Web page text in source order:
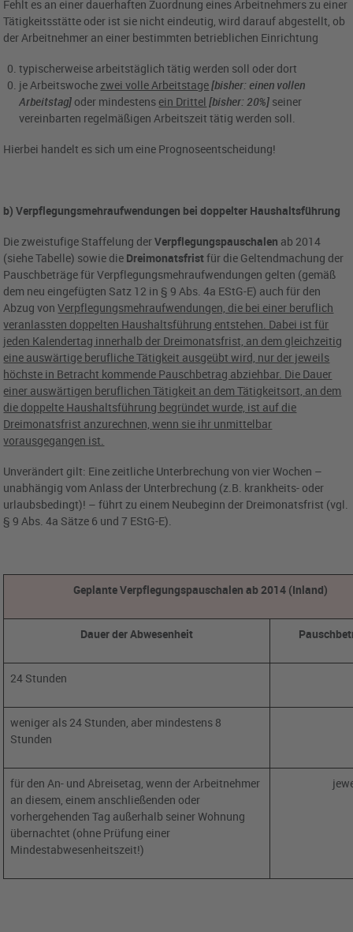
Fehlt es an einer dauerhaften Zuordnung eines Arbeitnehmers zu einer
Tätigkeitsstätte oder ist sie nicht eindeutig, wird darauf abgestellt, ob
der Arbeitnehmer an einer bestimmten betrieblichen Einrichtung
typischerweise arbeitstäglich tätig werden soll oder dort
je Arbeitswochezwei volle Arbeitstage[bisher: einen vollen
Arbeitstag] oder mindestens ein Drittel [bisher: 20%] seiner
vereinbarten regelmäßigen Arbeitszeit tätig werden soll.
Hierbei handelt es sich um eine Prognoseentscheidung!
b) Verpflegungsmehraufwendungen bei doppelter Haushaltsführung
Die zweistufige Staffelung derVerpflegungspauschalen ab 2014
(siehe Tabelle) sowie die Dreimonatsfristfür die Geltendmachung der
Pauschbeträge für Verpflegungsmehraufwendungen gelten (gemäß
dem neu eingefügten Satz 12 in § 9 Abs. 4a EStG-E) auch für den
Abzug vonVerpflegungsmehraufwendungen, die bei einer beruflich
veranlassten doppelten Haushaltsführung entstehen. Dabei ist für
jeden Kalendertag innerhalb der Dreimonatsfrist, an dem gleichzeitig
eine auswärtige berufliche Tätigkeit ausgeübt wird, nur der jeweils
höchste in Betracht kommende Pauschbetrag abziehbar. Die Dauer
einer auswärtigen beruflichen Tätigkeit an dem Tätigkeitsort, an dem
die doppelte Haushaltsführung begründet wurde, ist auf die
Dreimonatsfrist anzurechnen, wenn sie ihr unmittelbar
vorausgegangen ist.
Unverändert gilt: Eine zeitliche Unterbrechung von vier Wochen –
unabhängig vom Anlass der Unterbrechung (z.B. krankheits- oder
urlaubsbedingt)! – führt zu einem Neubeginn der Dreimonatsfrist (vgl.
§ 9 Abs. 4a Sätze 6 und 7 EStG-E).
Geplante Verpflegungspauschalen ab 2014 (Inland)
Dauer der Abwesenheit
24 Stunden
weniger als 24 Stunden, aber mindestens 8
Stunden
für den An- und Abreisetag, wenn der Arbeitnehmer
an diesem, einem anschließenden oder
vorhergehenden Tag außerhalb seiner Wohnung
übernachtet (ohne Prüfung einer
Mindestabwesenheitszeit!)